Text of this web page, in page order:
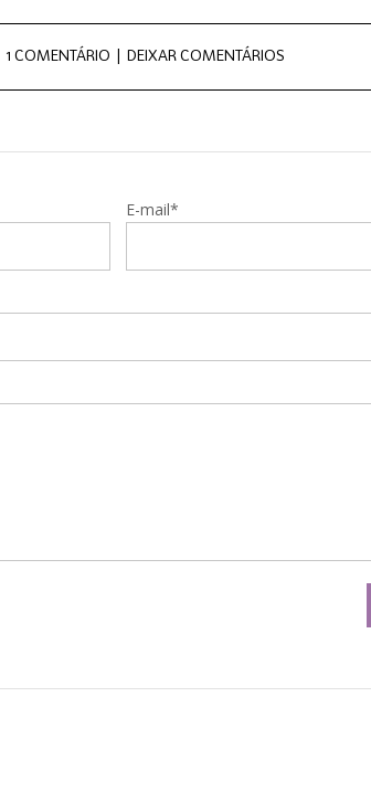
1 COMENTÁRIO | DEIXAR COMENTÁRIOS
E-mail*